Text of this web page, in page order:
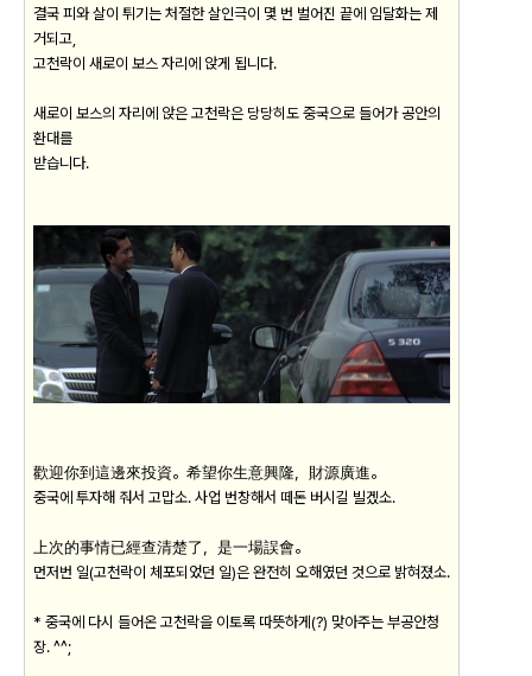
결국 피와 살이 튀기는 처절한 살인극이 몇 번 벌어진 끝에 임달화는 제
거되고,
고천락이 새로이 보스 자리에 앉게 됩니다.
새로이 보스의 자리에 앉은 고천락은 당당히도 중국으로 들어가 공안의
환대를
받습니다.
歡迎你到這邊來投資。希望你生意興隆，財源廣進。
중국에 투자해 줘서 고맙소. 사업 번창해서 떼돈 버시길 빌겠소.
上次的事情已經查清楚了，是一場誤會。
먼저번 일(고천락이 체포되었던 일)은 완전히 오해였던 것으로 밝혀졌소.
* 중국에 다시 들어온 고천락을 이토록 따뜻하게(?) 맞아주는 부공안청
장. ^^;